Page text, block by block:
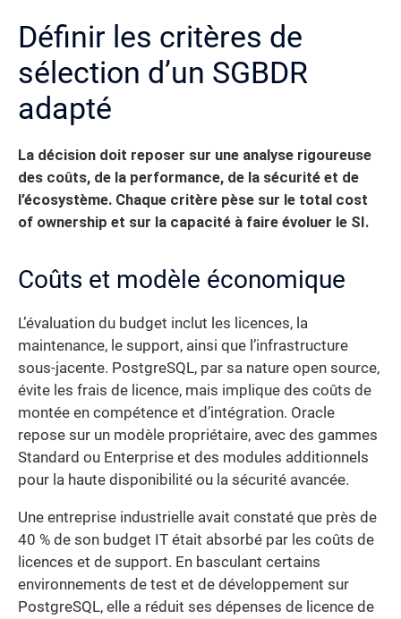
Définir les critères de
sélection d’un SGBDR
adapté
La décision doit reposer sur une analyse rigoureuse
des coûts, de la performance, de la sécurité et de
l’écosystème. Chaque critère pèse sur le total cost
of ownership et sur la capacité à faire évoluer le SI.
Coûts et modèle économique
L’évaluation du budget inclut les licences, la
maintenance, le support, ainsi que l’infrastructure
sous-jacente. PostgreSQL, par sa nature open source,
évite les frais de licence, mais implique des coûts de
montée en compétence et d’intégration. Oracle
repose sur un modèle propriétaire, avec des gammes
Standard ou Enterprise et des modules additionnels
pour la haute disponibilité ou la sécurité avancée.
Une entreprise industrielle avait constaté que près de
40 % de son budget IT était absorbé par les coûts de
licences et de support. En basculant certains
environnements de test et de développement sur
PostgreSQL, elle a réduit ses dépenses de licence de